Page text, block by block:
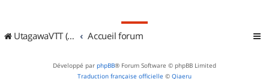
UtagawaVTT (Randos VTT et VTTAE avec traces GPS) Accueil forum
Développé par phpBB® Forum Software © phpBB Limited
Traduction française officielle © Qiaeru